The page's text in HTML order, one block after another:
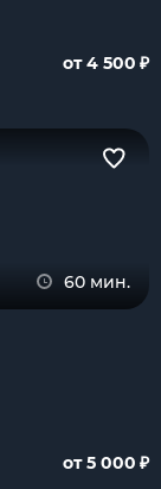
от 4 500 ₽
60 мин.
от 5 000 ₽